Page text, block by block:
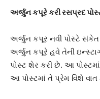
અર્જુન કપૂરે કરી રસપ્રદ
અર્જુન કપૂર નવી પોસ્ટે
અર્જુન કપૂરે હવે તેની
પોસ્ટ શેર કરી છે. આ
આ પોસ્ટમાં તે પ્રેમ વિશે